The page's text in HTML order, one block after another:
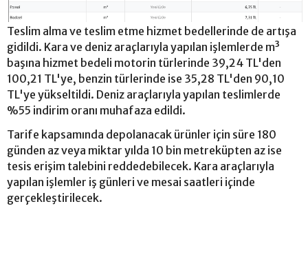
Teslim alma ve teslim etme hizmet bedellerinde de artışa
gidildi. Kara ve deniz araçlarıyla yapılan işlemlerde m³
başına hizmet bedeli motorin türlerinde 39,24 TL'den
100,21 TL'ye, benzin türlerinde ise 35,28 TL'den 90,10
TL'ye yükseltildi. Deniz araçlarıyla yapılan teslimlerde
%55 indirim oranı muhafaza edildi.
Tarife kapsamında depolanacak ürünler için süre 180
günden az veya miktar yılda 10 bin metreküpten az ise
tesis erişim talebini reddedebilecek. Kara araçlarıyla
yapılan işlemler iş günleri ve mesai saatleri içinde
gerçekleştirilecek.